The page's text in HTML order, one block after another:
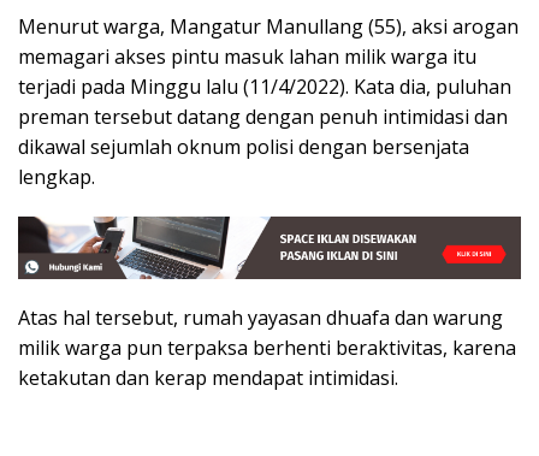
Menurut warga, Mangatur Manullang (55), aksi arogan
memagari akses pintu masuk lahan milik warga itu
terjadi pada Minggu lalu (11/4/2022). Kata dia, puluhan
preman tersebut datang dengan penuh intimidasi dan
dikawal sejumlah oknum polisi dengan bersenjata
lengkap.
Atas hal tersebut, rumah yayasan dhuafa dan warung
milik warga pun terpaksa berhenti beraktivitas, karena
ketakutan dan kerap mendapat intimidasi.